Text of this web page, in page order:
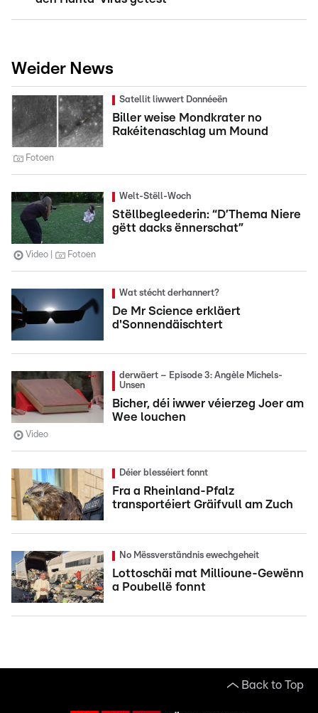
Weider News
Satellit liwwert Donnéeën
Biller weise Mondkrater no
Rakéitenaschlag um Mound
Fotoen
Welt-Stëll-Woch
Stëllbegleederin: “D’Thema Niere
gëtt dacks ënnerschat”
Video Fotoen
Wat stécht derhannert?
De Mr Science erkläert
d'Sonnendäischtert
derwäert – Episode 3: Angèle Michels-
Unsen
Bicher, déi iwwer véierzeg Joer am
Wee louchen
Video
Déier blesséiert fonnt
Fra a Rheinland-Pfalz
transportéiert Gräifvull am Zuch
No Mëssverständnis ewechgeheit
Lottoschäi mat Millioune-Gewënn
a Poubellë fonnt
Back to Top